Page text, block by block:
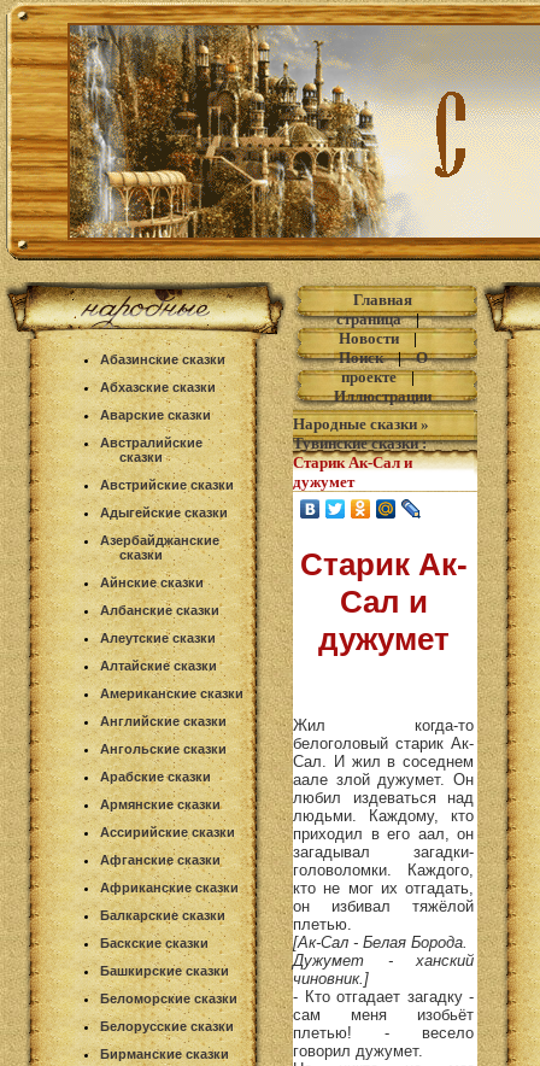
Абазинские сказки
Абхазские сказки
Аварские сказки
Австралийские
сказки
Австрийские сказки
Адыгейские сказки
Азербайджанские
сказки
Айнские сказки
Албанские сказки
Алеутские сказки
Алтайские сказки
Американские сказки
Английские сказки
Ангольские сказки
Арабские сказки
Армянские сказки
Ассирийские сказки
Афганские сказки
Африканские сказки
Балкарские сказки
Баскские сказки
Башкирские сказки
Беломорские сказки
Белорусские сказки
Бирманские сказки
Главная
страница|
Новости|
Поиск|О
проекте|
Иллюстрации
Народные сказки »
Тувинские сказки:
Старик Ак-Сал и
дужумет
Старик Ак-
Сал и
дужумет
Жил когда-то
белоголовый старик Ак-
Сал. И жил в соседнем
аале злой дужумет. Он
любил издеваться над
людьми. Каждому, кто
приходил в его аал, он
загадывал загадки-
головоломки. Каждого,
кто не мог их отгадать,
он избивал тяжёлой
плетью.
[Ак-Сал - Белая Борода.
Дужумет - ханский
чиновник.]
- Кто отгадает загадку -
сам меня изобьёт
плетью! - весело
говорил дужумет.